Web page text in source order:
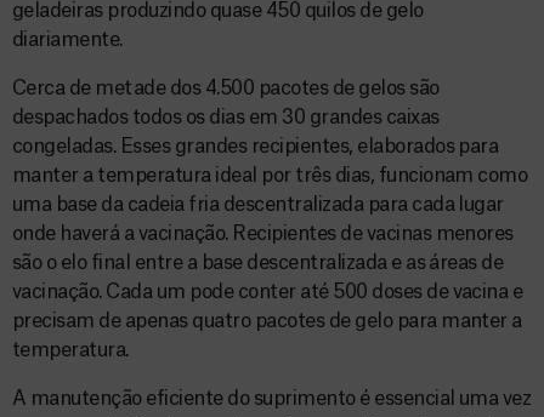
geladeiras produzindo quase 450 quilos de gelo
diariamente.
Cerca de metade dos 4.500 pacotes de gelos são
despachados todos os dias em 30 grandes caixas
congeladas. Esses grandes recipientes, elaborados para
manter a temperatura ideal por três dias, funcionam como
uma base da cadeia fria descentralizada para cada lugar
onde haverá a vacinação. Recipientes de vacinas menores
são o elo final entre a base descentralizada e as áreas de
vacinação. Cada um pode conter até 500 doses de vacina e
precisam de apenas quatro pacotes de gelo para manter a
temperatura.
A manutenção eficiente do suprimento é essencial uma vez